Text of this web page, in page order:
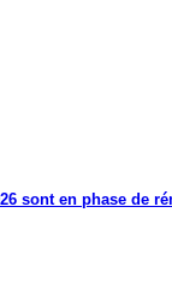
sont en phase de